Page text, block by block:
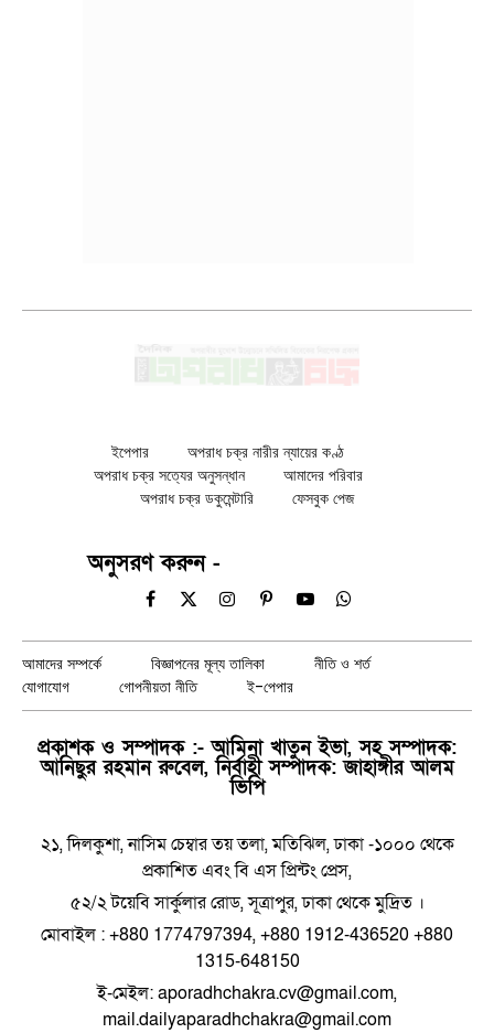
ইপেপার
অপরাধ চক্র নারীর ন্যায়ের কণ্ঠ
অপরাধ চক্র সত্যের অনুসন্ধান
আমাদের পরিবার
অপরাধ চক্র ডকুমেন্টারি
ফেসবুক পেজ
অনুসরণ করুন -
Facebook
X
InstagramPinterestYouTubeWhatsApp
আমাদের সম্পর্কে বিজ্ঞাপনের মূল্য তালিকা
নীতি ও শর্ত
যোগাযোগ
গোপনীয়তা নীতি ই-পেপার
প্রকাশক ও সম্পাদক :- আমিনা খাতুন ইভা, সহ সম্পাদক:
আনিছুর রহমান রুবেল, নির্বাহী সম্পাদক: জাহাঙ্গীর আলম
ভিপি
২১, দিলকুশা, নাসিম চেম্বার তয় তলা, মতিঝিল, ঢাকা -১০০০ থেকে
প্রকাশিত এবং বি এস প্রিন্টং প্রেস,
৫২/২ টয়েবি সার্কুলার রোড, সূত্রাপুর, ঢাকা থেকে মুদ্রিত ।
মোবাইল : +880 1774797394, +880 1912-436520 +880
1315-648150
ই-মেইল: aporadhchakra.cv@gmail.com,
mail.dailyaparadhchakra@gmail.com